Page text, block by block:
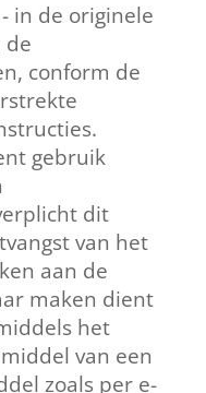
in de originele
de
conform de
gebruik
dit
van het
aan de
maken dient
het
van een
zoals per e-